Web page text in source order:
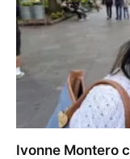
Ivonne Montero